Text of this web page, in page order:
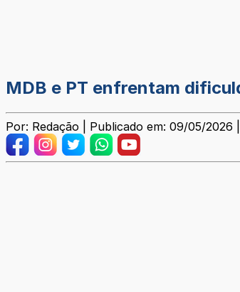
MDB e PT enfrentam
Por: Redação | Publicado em: 09/05/2026